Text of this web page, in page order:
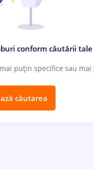
conform căutării tale
puțin specifice sau
căutarea